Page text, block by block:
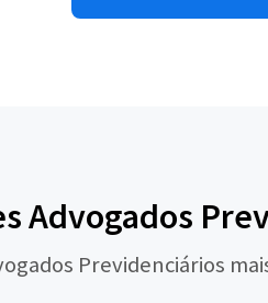
Advogados
Previdenciários